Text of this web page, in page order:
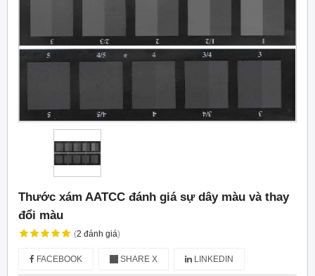
Thước xám AATCC đánh giá sự dây màu và thay
đổi màu
(2 đánh giá)
FACEBOOK SHARE X LINKEDIN